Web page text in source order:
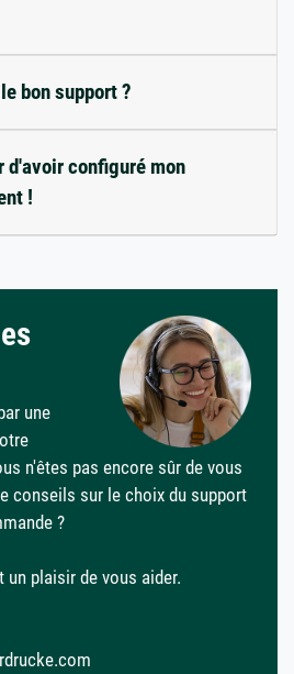
bon support ?
d'avoir configuré mon
!
une
n'êtes pas encore sûr de vous
conseils sur le choix du support
?
plaisir de vous aider.